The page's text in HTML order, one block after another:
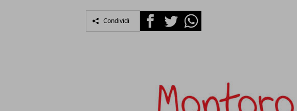
Condividi FacebookTwitterWhatsapp